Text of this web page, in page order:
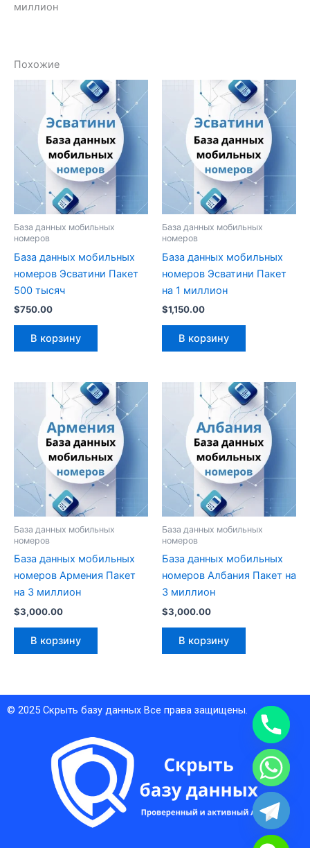
миллион
Похожие
База данных мобильных
номеров
База данных мобильных
номеров Эсватини Пакет
500 тысяч
$750.00
В корзину
База данных мобильных
номеров
База данных мобильных
номеров Эсватини Пакет
на 1 миллион
$1,150.00
В корзину
База данных мобильных
номеров
База данных мобильных
номеров Армения Пакет
на 3 миллион
$3,000.00
В корзину
База данных мобильных
номеров
База данных мобильных
номеров Албания Пакет на
3 миллион
$3,000.00
В корзину
© 2025 Скрыть базу данных Все права защищены.